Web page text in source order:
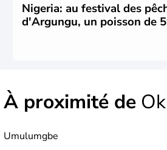
Nigeria: au festival des
d'Argungu, un poisson de
À proximité de
Umulumgbe